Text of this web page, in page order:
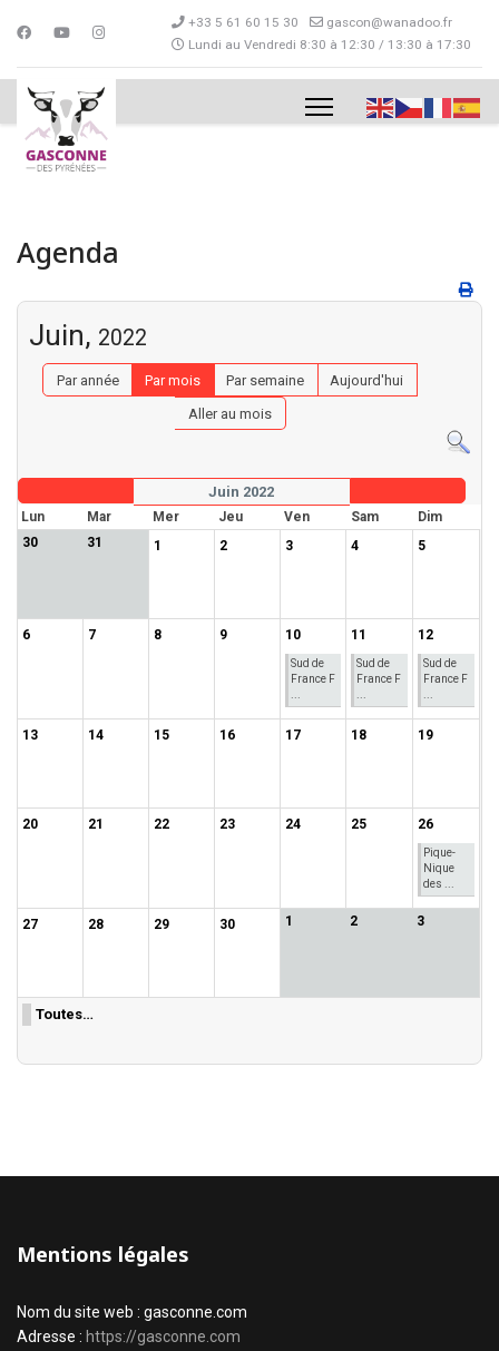
+33 5 61 60 15 30
gascon@wanadoo.fr
Lundi au Vendredi 8:30 à 12:30 / 13:30 à 17:30
Agenda
Juin, 2022
Par année Par mois Par semaine
Aujourd'hui
Aller au mois
Juin 2022
Lun Mar Mer Jeu Ven Sam
Dim
30
31 1 2 3 4 5
6 7 8 9 10
Sud de
France F
11
Sud de
France F
12
Sud de
France F
13 14 15 16 17 18 19
20 21 22 23 24 25 26
Pique-
Nique
des ...
27 28 29 30 1 2 3
Toutes…
Mentions légales
Nom du site web : gasconne.com
Adresse : https://gasconne.com